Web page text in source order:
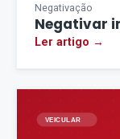
Negativação
Negativar
Ler artigo →